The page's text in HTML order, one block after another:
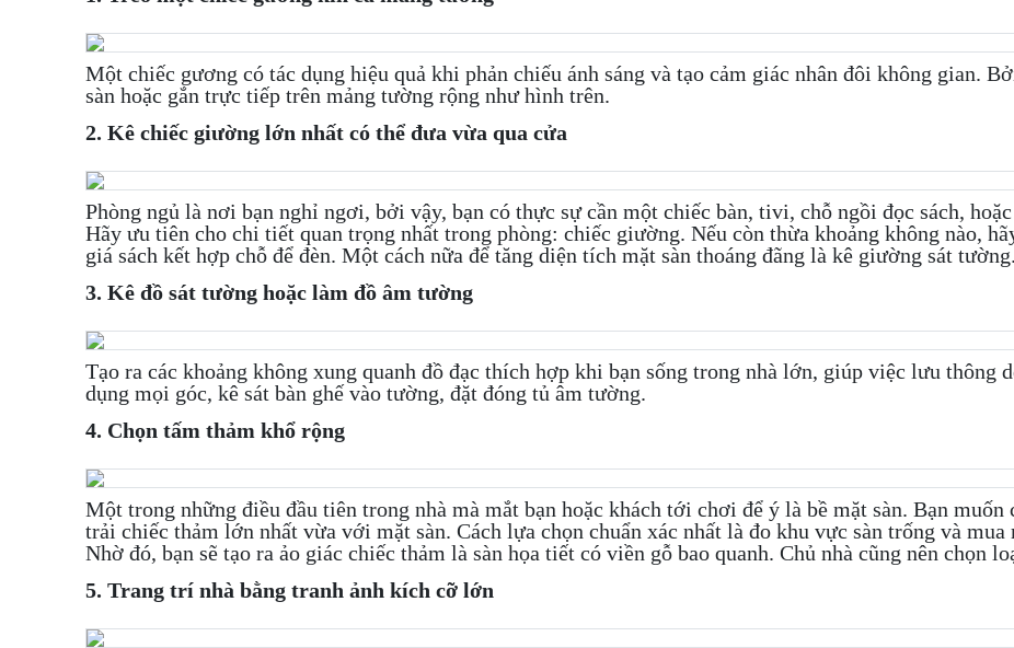
Một chiếc gương có tác dụng hiệu quả khi phản chiếu ánh sáng và tạo cảm giác nhân đôi không gian.
sàn hoặc gắn trực tiếp trên mảng tường rộng như hình trên.
2. Kê chiếc giường lớn nhất có thể đưa vừa qua cửa
Phòng ngủ là nơi bạn nghỉ ngơi, bởi vậy, bạn có thực sự cần một chiếc bàn, tivi, chỗ ngồi đọc sách,
Hãy ưu tiên cho chi tiết quan trọng nhất trong phòng: chiếc giường. Nếu còn thừa khoảng không nào,
giá sách kết hợp chỗ để đèn. Một cách nữa để tăng diện tích mặt sàn thoáng đãng là kê giường sát tường.
3. Kê đồ sát tường hoặc làm đồ âm tường
Tạo ra các khoảng không xung quanh đồ đạc thích hợp khi bạn sống trong nhà lớn, giúp việc lưu thông
dụng mọi góc, kê sát bàn ghế vào tường, đặt đóng tủ âm tường.
4. Chọn tấm thảm khổ rộng
Một trong những điều đầu tiên trong nhà mà mắt bạn hoặc khách tới chơi để ý là bề mặt sàn. Bạn
trải chiếc thảm lớn nhất vừa với mặt sàn. Cách lựa chọn chuẩn xác nhất là đo khu vực sàn trống và
Nhờ đó, bạn sẽ tạo ra ảo giác chiếc thảm là sàn họa tiết có viền gỗ bao quanh. Chủ nhà cũng nên chọn
5. Trang trí nhà bằng tranh ảnh kích cỡ lớn